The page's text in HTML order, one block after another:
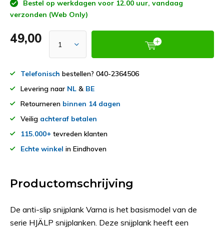
Bestel op werkdagen voor 12.00 uur, vandaag
verzonden (Web Only)
49,00
Telefonisch bestellen? 040-2364506
Levering naar NL & BE
Retourneren binnen 14 dagen
Veilig achteraf betalen
115.000+ tevreden klanten
Echte winkel in Eindhoven
Productomschrijving
De anti-slip snijplank Varna is het basismodel van de
serie HJÄLP snijplanken. Deze snijplank heeft een